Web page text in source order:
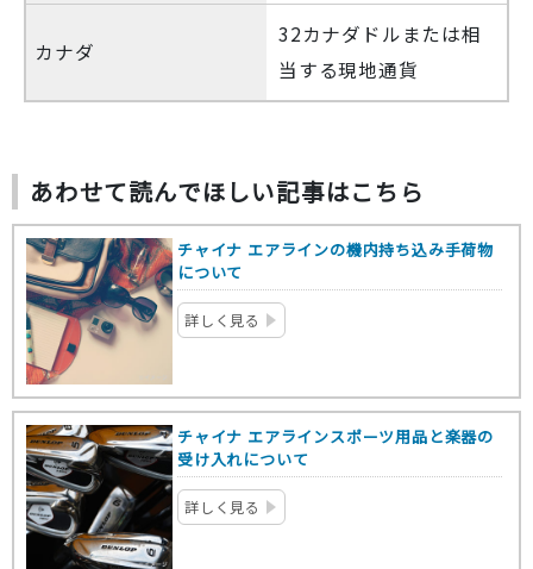
カナダ
32カナダドルまたは相
当する現地通貨
あわせて読んでほしい記事はこちら
チャイナ エアラインの機内持ち込み手荷物
について
詳しく見る
チャイナ エアラインスポーツ用品と楽器の
受け入れについて
詳しく見る